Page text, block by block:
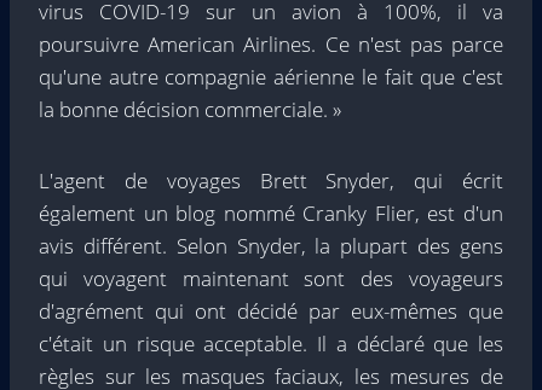
virus COVID-19 sur un avion à 100%, il va
poursuivre American Airlines. Ce n'est pas parce
qu'une autre compagnie aérienne le fait que c'est
la bonne décision commerciale. »
L'agent de voyages Brett Snyder, qui écrit
également un blog nommé Cranky Flier, est d'un
avis différent. Selon Snyder, la plupart des gens
qui voyagent maintenant sont des voyageurs
d'agrément qui ont décidé par eux-mêmes que
c'était un risque acceptable. Il a déclaré que les
règles sur les masques faciaux, les mesures de